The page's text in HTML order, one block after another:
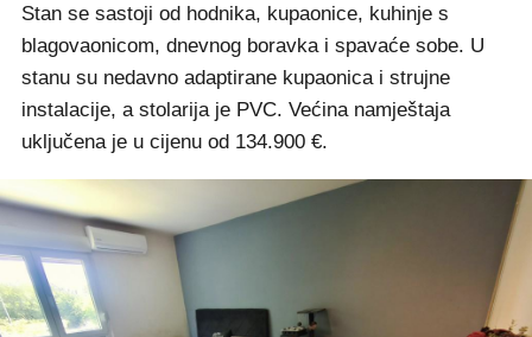
Stan se sastoji od hodnika, kupaonice, kuhinje s
blagovaonicom, dnevnog boravka i spavaće sobe. U
stanu su nedavno adaptirane kupaonica i strujne
instalacije, a stolarija je PVC. Većina namještaja
uključena je u cijenu od 134.900 €.